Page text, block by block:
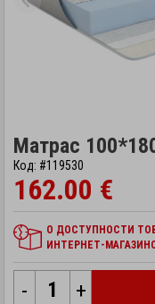
Матрас
Код: #119530
162.00 €
О ДОСТУПНОСТИ
ИНТЕРНЕТ-
- +